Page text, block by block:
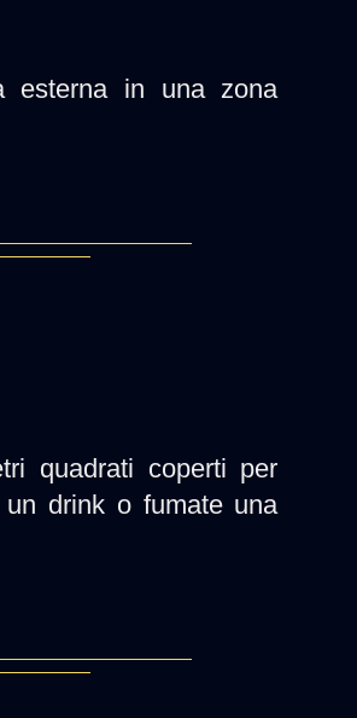
esterna in una zona
quadrati coperti per
drink o fumate una